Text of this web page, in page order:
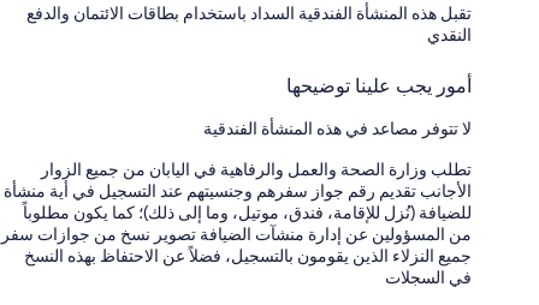
تقبل هذه المنشأة الفندقية السداد باستخدام بطاقات الائتمان والدفع
النقدي
أمور يجب علينا توضيحها
لا تتوفر مصاعد في هذه المنشأة الفندقية
تطلب وزارة الصحة والعمل والرفاهية في اليابان من جميع الزوار
الأجانب تقديم رقم جواز سفرهم وجنسيتهم عند التسجيل في أية منشأة
للضيافة (نُزل للإقامة، فندق، موتيل، وما إلى ذلك)؛ كما يكون مطلوباً
من المسؤولين عن إدارة منشآت الضيافة تصوير نسخ من جوازات سفر
جميع النزلاء الذين يقومون بالتسجيل، فضلاً عن الاحتفاظ بهذه النسخ
في السجلات